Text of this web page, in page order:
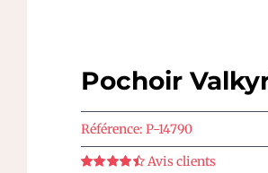
Pochoir
Référence: P-14790
Avis clients